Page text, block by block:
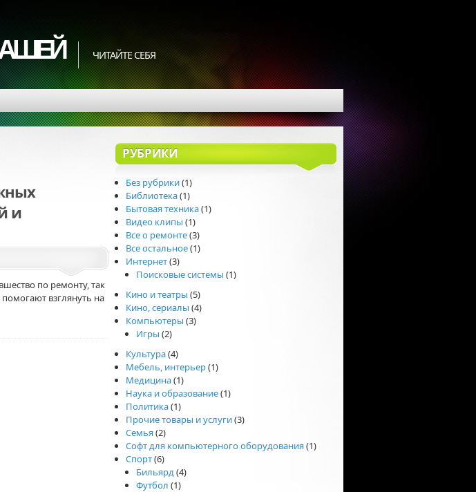
ЧИТАЙТЕ СЕБЯ
и
по ремонту, так
взглянуть на
РУБРИКИ
Без рубрики(1)
Библиотека(1)
Бытовая техника(1)
Видео клипы (1)
Все о ремонте(3)
Все остальное(1)
Интернет(3)
Поисковые системы (1)
Кино и театры (5)
Кино, сериалы (4)
Компьютеры (3)
Игры (2)
Культура(4)
Мебель, интерьер(1)
Медицина(1)
Наука и образование(1)
Политика(1)
Прочие товары и услуги(3)
Семья(2)
Софт для компьютерного оборудования(1)
Спорт(6)
Бильярд(4)
Футбол (1)